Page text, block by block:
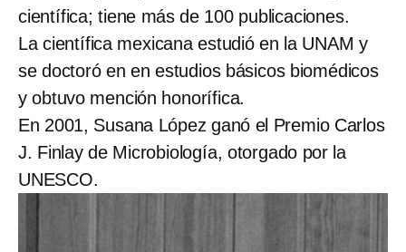
científica; tiene más de 100 publicaciones.
La científica mexicana estudió en la UNAM y
se doctoró en en estudios básicos biomédicos
y obtuvo mención honorífica.
En 2001, Susana López ganó el Premio Carlos
J. Finlay de Microbiología, otorgado por la
UNESCO.